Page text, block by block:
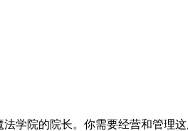
学院的院长。你需要经营和管理